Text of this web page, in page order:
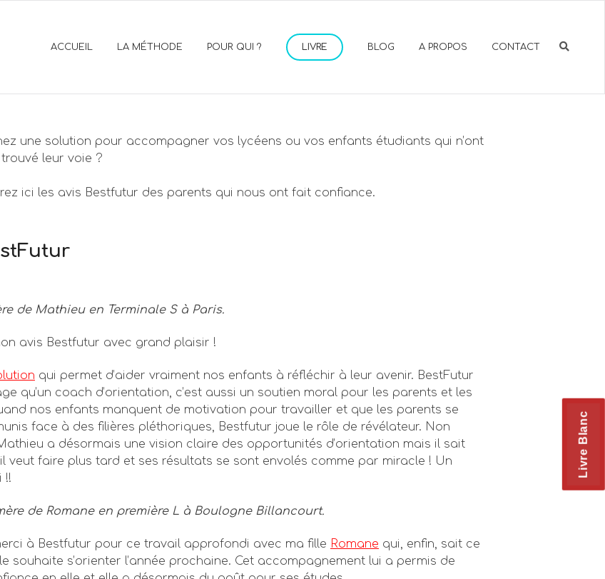
Livre Blanc
ACCUEIL LA MÉTHODE POUR QUI ? LIVRE BLOG A PROPOS CONTACT
une solution pour accompagner vos lycéens ou vos enfants étudiants qui n’ont
leur voie ?
ici les avis Bestfutur des parents qui nous ont fait confiance.
de Mathieu en Terminale S à Paris.
avis Bestfutur avec grand plaisir !
qui permet d’aider vraiment nos enfants à réfléchir à leur avenir. BestFutur
qu’un coach d’orientation, c’est aussi un soutien moral pour les parents et les
nos enfants manquent de motivation pour travailler et que les parents se
face à des filières pléthoriques, Bestfutur joue le rôle de révélateur. Non
a désormais une vision claire des opportunités d’orientation mais il sait
veut faire plus tard et ses résultats se sont envolés comme par miracle ! Un
!!
de Romane en première L à Boulogne Billancourt.
à Bestfutur pour ce travail approfondi avec ma fille Romane qui, enfin, sait ce
souhaite s’orienter l’année prochaine. Cet accompagnement lui a permis de